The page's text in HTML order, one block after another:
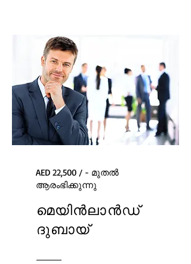
AED 22,500 / - മുതൽ
ആരംഭിക്കുന്നു
മെയിൻ‌ലാൻ‌ഡ്
ദുബായ്